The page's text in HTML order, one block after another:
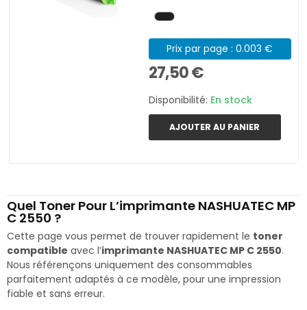
Prix par page : 0.003 €
27,50 €
Disponibilité: En stock
AJOUTER AU PANIER
Quel Toner Pour L’imprimante NASHUATEC MP
C 2550 ?
Cette page vous permet de trouver rapidement le toner
compatible avec l’imprimante NASHUATEC MP C 2550.
Nous référençons uniquement des consommables
parfaitement adaptés à ce modèle, pour une impression
fiable et sans erreur.